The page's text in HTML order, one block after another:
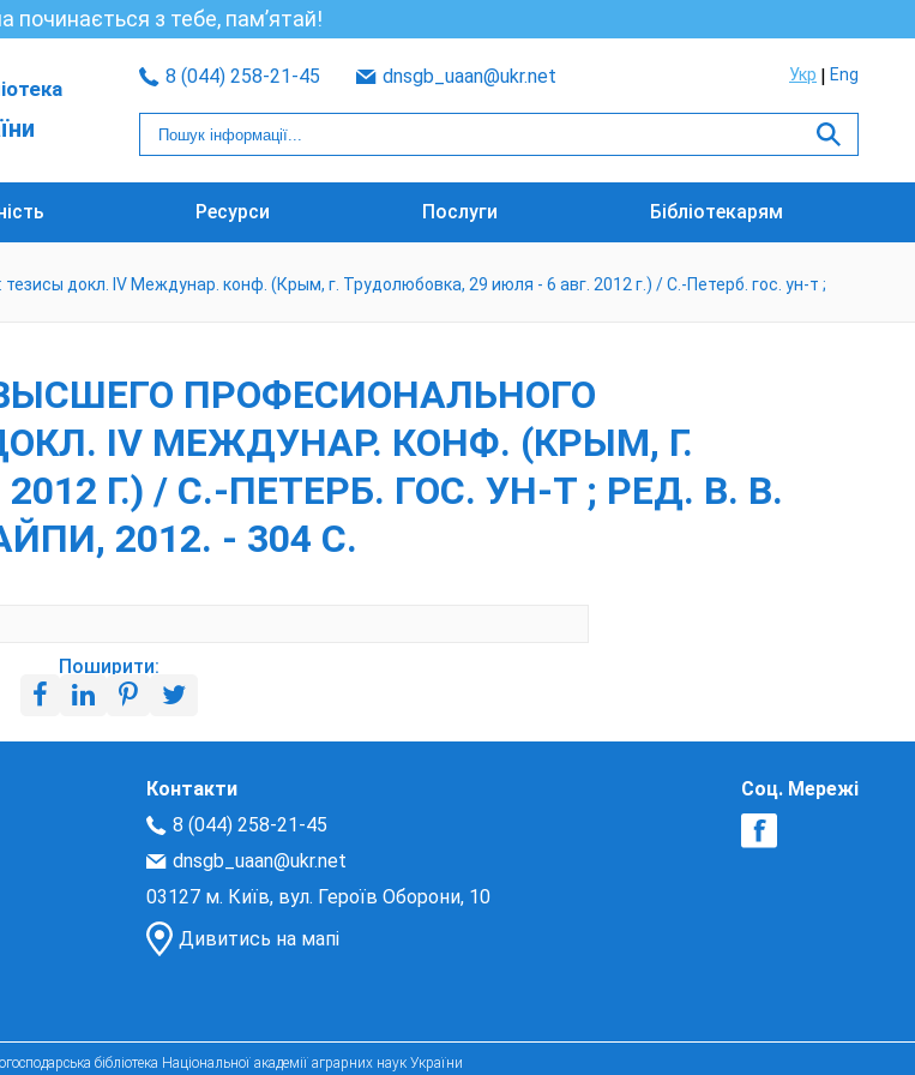
починається з тебе, пам’ятай!
8 (044) 258-21-45 dnsgb_uaan@ukr.net Укр Eng
Ресурси Послуги Бібліотекарям
докл. IV Междунар. конф. (Крым, г. Трудолюбовка, 29 июля - 6 авг. 2012 г.) / С.-Петерб. гос. ун-т ;
ПРОФЕСИОНАЛЬНОГО
IV МЕЖДУНАР. КОНФ. (КРЫМ, Г.
Г.) / С.-ПЕТЕРБ. ГОС. УН-Т ; РЕД. В. В.
2012. - 304 С.
Поширити:
Контакти
8 (044) 258-21-45
dnsgb_uaan@ukr.net
03127 м. Київ, вул. Героїв Оборони, 10
Дивитись на мапі
Соц. Мережі
бібліотека Національної академії аграрних наук України